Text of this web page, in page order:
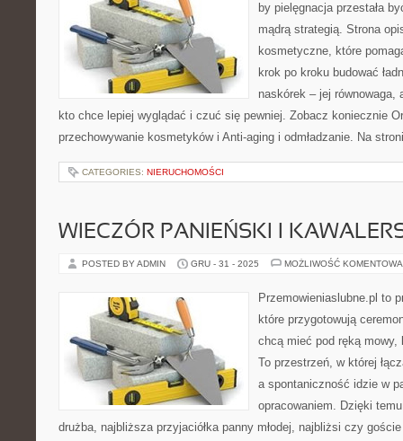
by pielęgnacja przestała
mądrą strategią. Strona
kosmetyczne, które
krok po kroku budować
naskórek – jej równowaga,
kto chce lepiej wyglądać i czuć się pewniej. Zobacz koniecznie
przechowywanie kosmetyków i Anti-aging i odmładzanie. Na
CATEGORIES: NIERUCHOMOŚCI
WIECZÓR PANIEŃSKI I
POSTED BY ADMIN GRU - 31 - 2025 MOŻLIWOŚĆ
Przemowieniaslubne.pl to
które przygotowują
chcą mieć pod ręką mowy,
To przestrzeń, w której
a spontaniczność idzie w
opracowaniem. Dzięki
drużba, najbliższa przyjaciółka panny młodej, najbliżsi czy